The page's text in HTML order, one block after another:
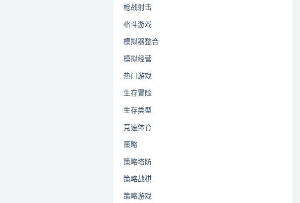
枪战射击
格斗游戏
模拟器整合
模拟经营
热门游戏
生存冒险
生存类型
竞速体育
策略
策略塔防
策略战棋
策略游戏